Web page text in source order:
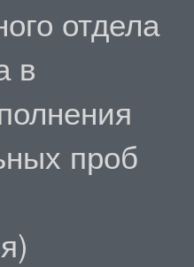
отдела
в
проб